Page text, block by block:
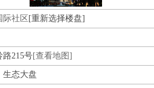
际社区 [重新选择楼盘]
路215号[查看地图]
生态大盘